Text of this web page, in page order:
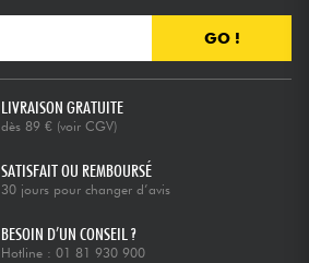
GO !
LIVRAISON GRATUITE
dès 89 € (voir CGV)
SATISFAIT OU REMBOURSÉ
30 jours pour changer d’avis
BESOIN D’UN CONSEIL ?
Hotline : 01 81 930 900